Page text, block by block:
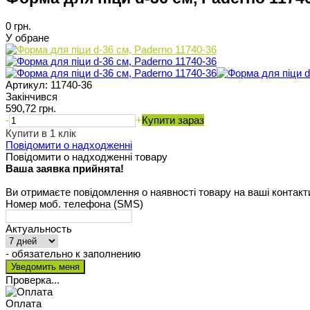
0 грн.
У обране
Артикул: 11740-36
Закінчився
590,72 грн.
-
+Купити зараз
Купити в 1 клік
Повідомити о надходженні
Повідомити о надходженні товару
Ваша заявка прийнята!
Ви отримаєте повідомлення о наявності товару на ваші
Номер моб. телефона (SMS)
Актуальность
- обязательно к заполнению
Проверка...
Оплата